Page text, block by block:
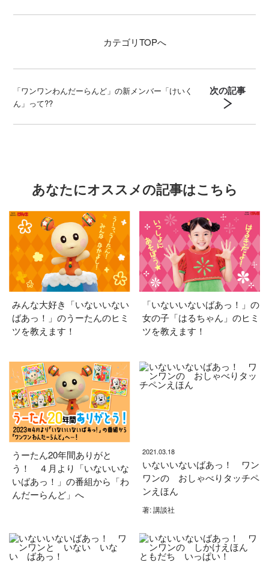
カテゴリTOPへ
「ワンワンわんだーらんど」の新メンバー「けいく
ん」って??
次の記事
あなたにオススメの記事はこちら
みんな大好き「いないいない
ばあっ！」のうーたんのヒミ
ツを教えます！
「いないいないばあっ！」の
女の子「はるちゃん」のヒミ
ツを教えます！
うーたん20年間ありがと
う！ ４月より「いないいな
いばあっ！」の番組から「わ
んだーらんど」へ
2021.03.18
いないいないばあっ！ ワン
ワンの おしゃべりタッチペ
ンえほん
著: 講談社